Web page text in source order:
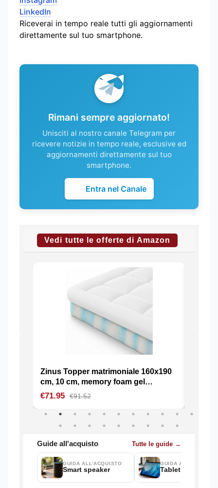
LinkedIn
Riceverai in tempo reale tutti gli aggiornamenti
direttamente sul tuo smartphone.
Rimani sempre aggiornato!
Unisciti al nostro canale Telegram per
ricevere notizie in tempo reale, esclusive ed
aggiornamenti direttamente sul tuo
smartphone.
Entra nel Canale